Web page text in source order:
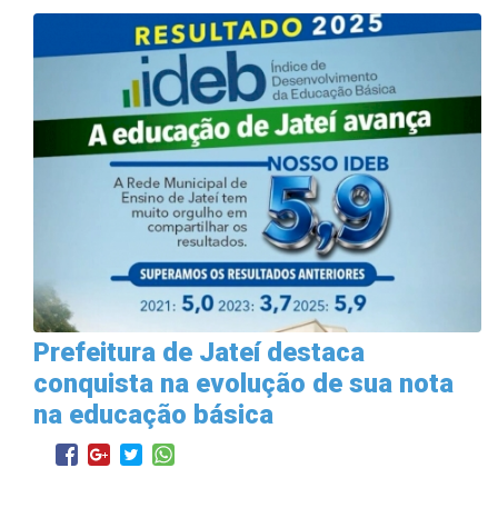
Prefeitura de Jateí destaca
conquista na evolução de sua nota
na educação básica